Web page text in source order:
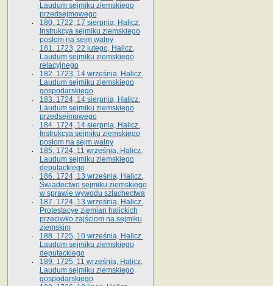
Laudum sejmiku ziemskiego
przedsejmowego
180. 1722, 17 sierpnia, Halicz.
Instrukcya sejmiku ziemskiego
posłom na sejm walny
181. 1723, 22 lutego, Halicz.
Laudum sejmiku ziemskiego
relacyjnego
182. 1723, 14 września, Halicz.
Laudum sejmiku ziemskiego
gospodarskiego
183. 1724, 14 sierpnia, Halicz.
Laudum sejmiku ziemskiego
przedsejmowego
184. 1724, 14 sierpnia, Halicz.
Instrukcya sejmiku ziemskiego
posłom na sejm walny
185. 1724, 11 września, Halicz.
Laudum sejmiku ziemskiego
deputackiego
186. 1724, 13 września, Halicz.
Świadectwo sejmiku ziemskiego
w sprawie wywodu szlachectwa
187. 1724, 13 września, Halicz.
Protestacye ziemian halickich
przeciwko zajściom na sejmiku
ziemskim
188. 1725, 10 września, Halicz.
Laudum sejmiku ziemskiego
deputackiego
189. 1725, 11 września, Halicz.
Laudum sejmiku ziemskiego
gospodarskiego